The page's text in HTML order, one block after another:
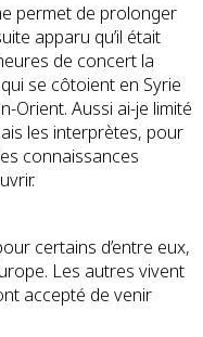
permet de prolonger
apparu qu’il était
de concert la
se côtoient en Syrie
Orient. Aussi ai-je limité
les interprètes, pour
connaissances
certains d’entre eux,
Les autres vivent
accepté de venir